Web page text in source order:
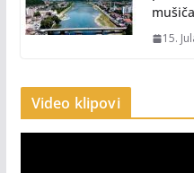
15.
Video klipovi